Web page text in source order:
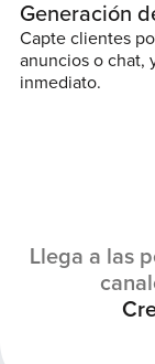
Generación
Capte clientes
anuncios o chat,
inmediato.
Llega a las